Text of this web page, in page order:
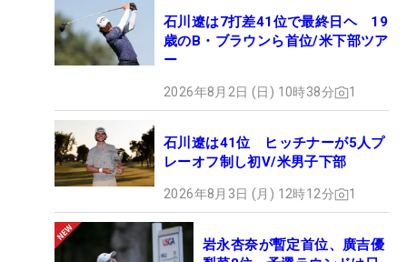
石川遼は7打差41位で最終日ヘ 19
歳のB・ブラウンら首位/米下部ツア
ー
2026年8月2日 (日) 10時38分 1
石川遼は41位 ヒッチナーが5人プ
レーオフ制し初V/米男子下部
2026年8月3日 (月) 12時12分 1
岩永杏奈が暫定首位、廣吉優